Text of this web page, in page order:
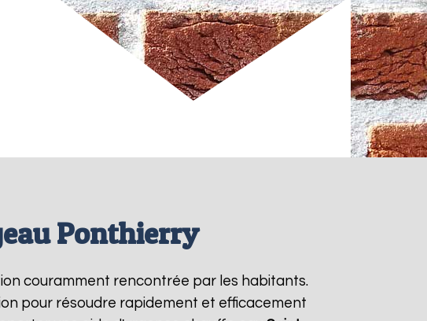
Ponthierry
couramment rencontrée par les habitants.
pour résoudre rapidement et efficacement